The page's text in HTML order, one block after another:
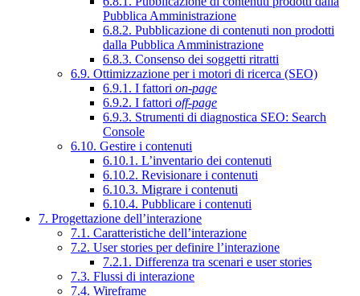
Pubblica Amministrazione
6.8.2. Pubblicazione di contenuti non prodotti
dalla Pubblica Amministrazione
6.8.3. Consenso dei soggetti ritratti
6.9. Ottimizzazione per i motori di ricerca (SEO)
6.9.1. I fattori on-page
6.9.2. I fattori off-page
6.9.3. Strumenti di diagnostica SEO: Search
Console
6.10. Gestire i contenuti
6.10.1. L’inventario dei contenuti
6.10.2. Revisionare i contenuti
6.10.3. Migrare i contenuti
6.10.4. Pubblicare i contenuti
7. Progettazione dell’interazione
7.1. Caratteristiche dell’interazione
7.2. User stories per definire l’interazione
7.2.1. Differenza tra scenari e user stories
7.3. Flussi di interazione
7.4. Wireframe